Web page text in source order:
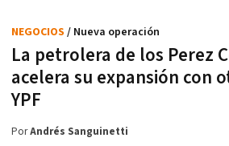
La petrolera de los Perez
acelera su expansión con
YPF
NEGOCIOS / Nueva operación
PorAndrés Sanguinetti